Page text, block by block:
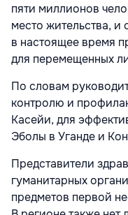
пяти миллионов
место жительства,
в настоящее время
для перемещенных
По словам
контролю и
Касейи, для
Эболы в Уганде и
Представители
гуманитарных
предметов первой